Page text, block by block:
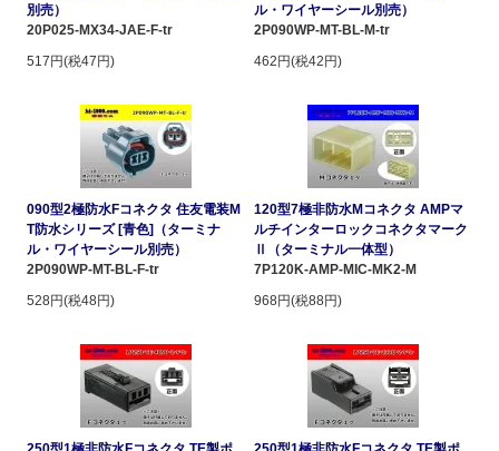
別売）
20P025-MX34-JAE-F-tr
517円(税47円)
ル・ワイヤーシール別売）
2P090WP-MT-BL-M-tr
462円(税42円)
090型2極防水Fコネクタ 住友電装M
T防水シリーズ [青色]（ターミナ
ル・ワイヤーシール別売）
2P090WP-MT-BL-F-tr
528円(税48円)
120型7極非防水Mコネクタ AMPマ
ルチインターロックコネクタマーク
Ⅱ（ターミナル一体型）
7P120K-AMP-MIC-MK2-M
968円(税88円)